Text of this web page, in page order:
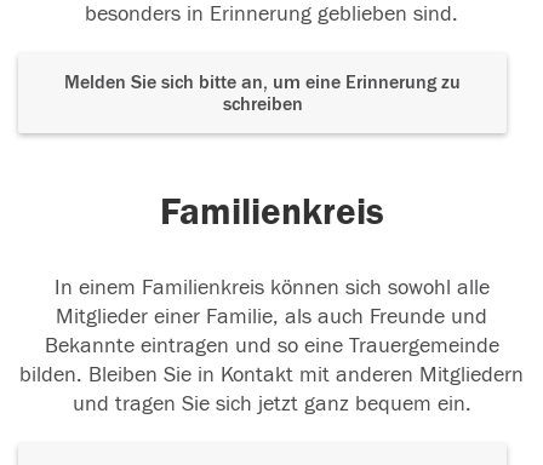
besonders in Erinnerung geblieben sind.
Melden Sie sich bitte an, um eine Erinnerung zu
schreiben
Familienkreis
In einem Familienkreis können sich sowohl alle
Mitglieder einer Familie, als auch Freunde und
Bekannte eintragen und so eine Trauergemeinde
bilden. Bleiben Sie in Kontakt mit anderen Mitgliedern
und tragen Sie sich jetzt ganz bequem ein.